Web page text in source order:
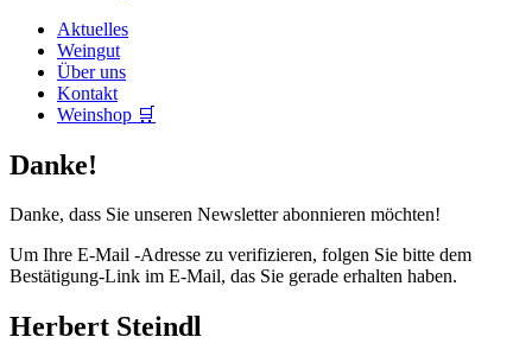
Aktuelles
Weingut
Über uns
Kontakt
Weinshop 🛒
Danke!
Danke, dass Sie unseren Newsletter abonnieren möchten!
Um Ihre E-Mail -Adresse zu verifizieren, folgen Sie bitte dem
Bestätigung-Link im E-Mail, das Sie gerade erhalten haben.
Herbert Steindl